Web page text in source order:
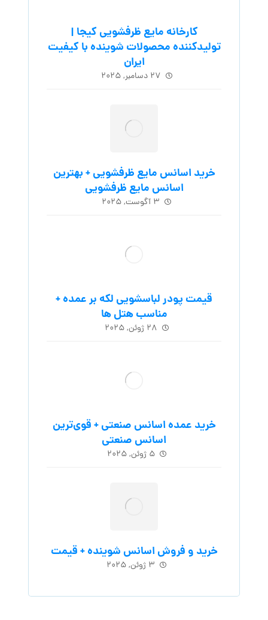
کارخانه مایع ظرفشویی کیجا |
تولیدکننده محصولات شوینده با کیفیت
ایران
۲۷ دسامبر, ۲۰۲۵
خرید اسانس مایع ظرفشویی + بهترین
اسانس مایع ظرفشویی
۳ آگوست, ۲۰۲۵
قیمت پودر لباسشویی لکه بر عمده +
مناسب هتل ها
۲۸ ژوئن, ۲۰۲۵
خرید عمده اسانس صنعتی + قوی‌ترین
اسانس‌ صنعتی
۵ ژوئن, ۲۰۲۵
خرید و فروش اسانس شوینده + قیمت
۳ ژوئن, ۲۰۲۵